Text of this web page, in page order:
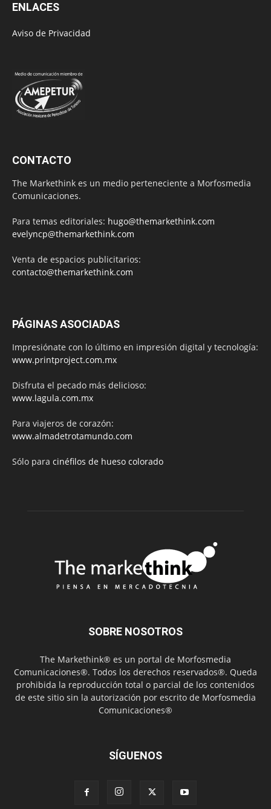
ENLACES
Aviso de Privacidad
CONTACTO
The Markethink es un medio perteneciente a Morfosmedia
Comunicaciones.
Para temas editoriales: hugo@themarkethink.com
evelyncp@themarkethink.com
Venta de espacios publicitarios:
contacto@themarkethink.com
PÁGINAS ASOCIADAS
Impresiónate con lo último en impresión digital y tecnología:
www.printproject.com.mx
Disfruta el pecado más delicioso:
www.lagula.com.mx
Para viajeros de corazón:
www.almadetrotamundo.com
Sólo para cinéfilos de hueso colorado
SOBRE NOSOTROS
The Markethink® es un portal de Morfosmedia
Comunicaciones®. Todos los derechos reservados®. Queda
prohibida la reproducción total o parcial de los contenidos
de este sitio sin la autorización por escrito de Morfosmedia
Comunicaciones®
SÍGUENOS